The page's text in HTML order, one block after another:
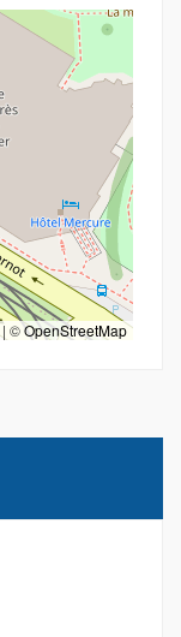
| ©OpenStreetMap